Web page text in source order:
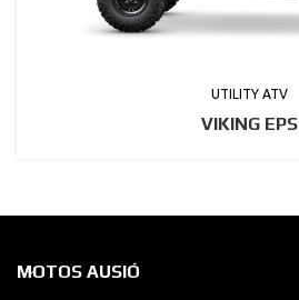
UTILITY ATV
VIKING EPS
MOTOS AUSIÓ